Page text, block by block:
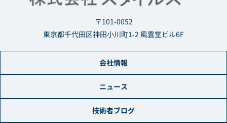
〒101-0052
東京都千代田区神田小川町1-2 風雲堂ビル6F
会社情報
ニュース
技術者ブログ